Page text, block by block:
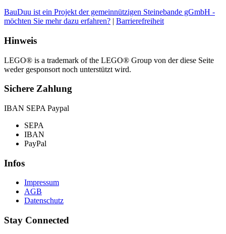
BauDuu ist ein Projekt der gemeinnützigen Steinebande gGmbH -
möchten Sie mehr dazu erfahren? | Barrierefreiheit
Hinweis
LEGO® is a trademark of the LEGO® Group von der diese Seite
weder gesponsort noch unterstützt wird.
Sichere Zahlung
IBAN SEPA Paypal
SEPA
IBAN
PayPal
Infos
Impressum
AGB
Datenschutz
Stay Connected